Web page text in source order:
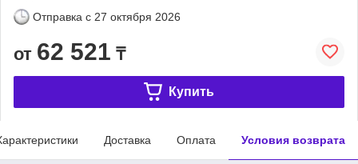
Отправка с 27 октября 2026
от 62 521 ₸
Купить
Доставка Оплата Условия возврата